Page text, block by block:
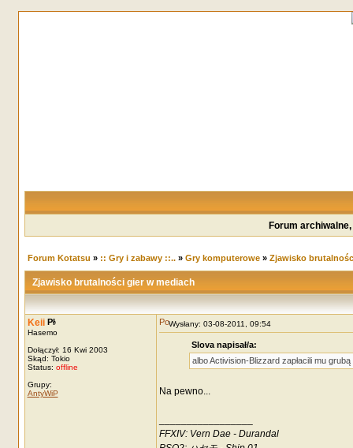
Forum
Forum Kotatsu » :: Gry i zabawy ::..» Gry komputerowe» Zjawisko
Zjawisko brutalności gier w mediach
Keii
Hasemo
Dołączył: 16 Kwi 2003
Skąd: Tokio
Status: offline
Grupy:
AntyWiP
Wysłany: 03-08-2011, 09:54
Slova napisał/a:
albo Activision-Blizzard zapłacili mu
Na pewno...
FFXIV: Vern Dae - Durandal